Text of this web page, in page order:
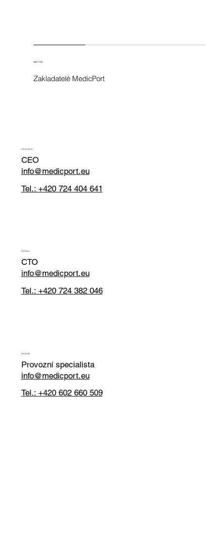
NÁŠ TÝM
Zakladatelé MedicPort
Zdeněk Kadlec
CEO
info@medicport.eu
Tel.: +420 724 404 641
Petr Novák
CTO
info@medicport.eu
Tel.: +420 724 382 046
Petr Dvořák
Provozní specialista
info@medicport.eu
Tel.: +420 602 660 509